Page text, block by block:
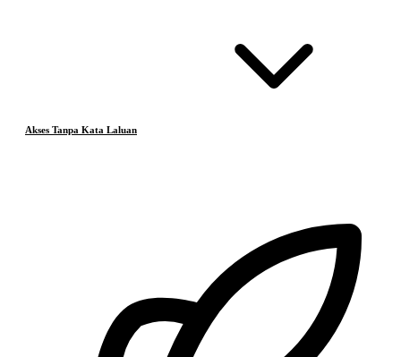
Akses Tanpa Kata Laluan